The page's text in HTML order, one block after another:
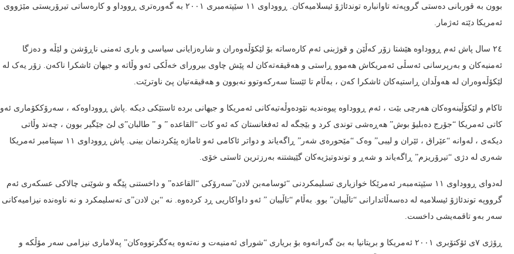
بوون بە قوربانی دەستی گروپەتە تاوانبارە توندئاژۆ ئیسلامیەکان. ڕووداوی ١١ سێپتەمبری ٢٠٠١ بە گەورەتری ڕووداو و کارەساتی تیرۆریستی مێژووی
ئەمریکا دێتە ئەژمار.
٢٤ سال پاش ئەم ڕووداوە هێشتا زۆر کەڵێن و قوژبنی ئەم کارەساتە بۆ لێکۆڵەوەران و شارەزایانی سیاسی و باری ئەمنی ناڕۆشن و لێڵە و دەزگا
ئەمنیەکان و بەرپرسانی ئەسڵی ئەمریکاش هەموو ڕاستی و هەقیقەتەکان لە پێش چاوی بیرورای خەڵکی ئەو وڵاتە و جیهان ئاشکرا ناکەن. زۆر یەک لە
لێکۆڵەوەران لە هەوڵدان ڕاستیەکان ئاشکرا کەن ، بەڵام تا ئێستا سەرکەوتوو نەبوون و هەقیقەتیان پێ ناوترێت.
ئاکام و لێکۆڵینەوەکان هەرچی بێت ، ئەم ڕووداوە پیوەندیە نێودەوڵەتیەکانی ئەمریکا و جیهانی بردە ئاستێکی دیکە .پاش ڕووداوەکە ، سەرۆککۆماری ئەو
کاتی ئەمریکا “جۆرج دەبلیۆ بوش” هەڕەشی توندی کرد و بێجگە لە ئەفغانستان کە ئەو کات “القاعدە ” و ” طالبان”ی لێ جێگیر بوون ، چەند وڵاتی
دیکەی ، لەوانە “عێراق ، ئێران و لیبی” وەک “مێحورەی شەر” ڕاگەیاند و دواتر ئاکامی ئەو ئاماژە پێکردنمان بینی. پاش ڕووداوی ١١ سپتامبر ئەمریکا
شەری لە دژی “تیرۆریزم” ڕاگەیاند و شەڕ و توندوتیژیەکان گێیشتنە بەرزترین ئاستی خۆی.
لەدوای ڕووداوی ١١ سێپتەمبەر ئەمرێکا خوازیاری تسلیمکردنی “ئوسامەبن لادن”سەرۆکی “القاعدە” و داخستنی پێگە و شوێنی چالاکی عسکەری ئەم
گرووپە توندئاژۆ ئیسلامیە لە دەسەڵاتدارانی “تاڵیبان” بوو. بەڵام “تاڵیبان ” ئەو داواکاریی ڕد کردەوە. نە “بن لادن”ی تەسلیمکرد و نە ناوەندە نیزامیەکانی
سەر بەو تاقمەیشی داخست.
ڕۆژی ٧ی ئۆکتۆبری ٢٠٠١ ئەمریکا و بریتانیا بە بێ گەرانەوە بۆ بریاری “شورای ئەمنیەت و نەتەوە یەکگرتووەکان” پەلاماری نیزامی سەر مۆڵکە و